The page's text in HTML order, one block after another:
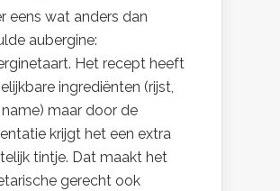
eens wat anders dan
aubergine:
Het recept heeft
ingrediënten (rijst,
maar door de
krijgt het een extra
tintje. Dat maakt het
gerecht ook